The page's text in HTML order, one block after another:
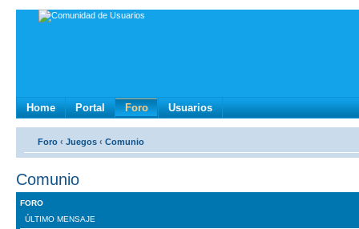
Home Portal Foro Usuarios
Foro ‹ Juegos ‹ Comunio
Comunio
FORO
ÚLTIMO MENSAJE